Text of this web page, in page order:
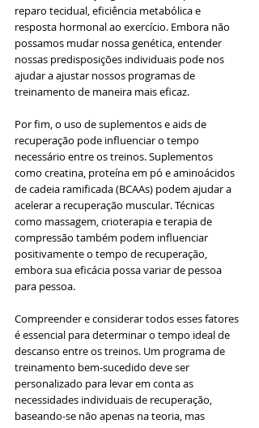
reparo tecidual, eficiência metabólica e
resposta hormonal ao exercício. Embora não
possamos mudar nossa genética, entender
nossas predisposições individuais pode nos
ajudar a ajustar nossos programas de
treinamento de maneira mais eficaz.
Por fim, o uso de suplementos e aids de
recuperação pode influenciar o tempo
necessário entre os treinos. Suplementos
como creatina, proteína em pó e aminoácidos
de cadeia ramificada (BCAAs) podem ajudar a
acelerar a recuperação muscular. Técnicas
como massagem, crioterapia e terapia de
compressão também podem influenciar
positivamente o tempo de recuperação,
embora sua eficácia possa variar de pessoa
para pessoa.
Compreender e considerar todos esses fatores
é essencial para determinar o tempo ideal de
descanso entre os treinos. Um programa de
treinamento bem-sucedido deve ser
personalizado para levar em conta as
necessidades individuais de recuperação,
baseando-se não apenas na teoria, mas